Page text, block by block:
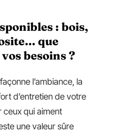
: bois,
que
besoins ?
façonne l’ambiance, la
d’entretien de votre
ceux qui aiment
une valeur sûre